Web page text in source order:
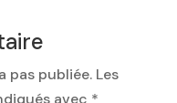
pas publiée. Les
avec *